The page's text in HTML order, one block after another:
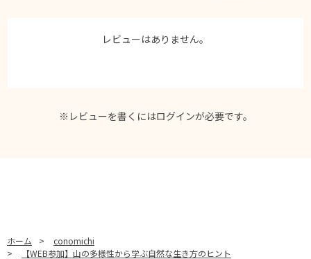
レビューはありません。
※レビューを書くにはログインが必要です。
ホーム >
conomichi
>
【WEB参加】山の多様性から学ぶ自然な生き方のヒント